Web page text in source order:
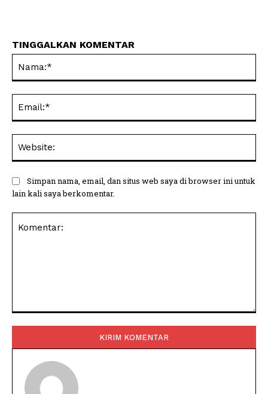
TINGGALKAN KOMENTAR
Simpan nama, email, dan situs web saya di browser ini untuk
lain kali saya berkomentar.